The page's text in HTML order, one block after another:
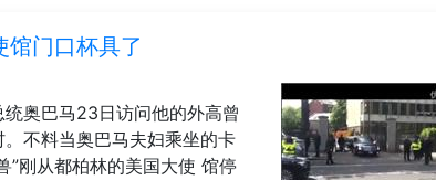
馆门口杯具了
奥巴马23日访问他的外高曾
不料当奥巴马夫妇乘坐的卡
”刚从都柏林的美国大使 馆停